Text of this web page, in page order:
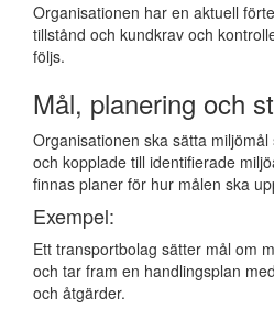
Organisationen har en aktuell
tillstånd och kundkrav och
följs.
Mål, planering och
Organisationen ska sätta
och kopplade till identifierade
finnas planer för hur målen ska
Exempel:
Ett transportbolag sätter mål om
och tar fram en handlingsplan
och åtgärder.